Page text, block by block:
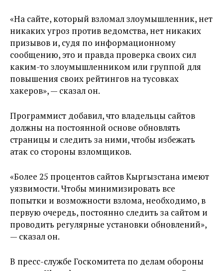
«На сайте, который взломал злоумышленник, нет
никаких угроз против ведомства, нет никаких
призывов и, судя по информационному
сообщению, это и правда проверка своих сил
каким-то злоумышленником или группой для
повышения своих рейтингов на тусовках
хакеров», — сказал он.
Программист добавил, что владельцы сайтов
должны на постоянной основе обновлять
страницы и следить за ними, чтобы избежать
атак со стороны взломщиков.
«Более 25 процентов сайтов Кыргызстана имеют
уязвимости. Чтобы минимизировать все
попытки и возможности взлома, необходимо, в
первую очередь, постоянно следить за сайтом и
проводить регулярные установки обновлений»,
— сказал он.
В пресс-службе Госкомитета по делам обороны